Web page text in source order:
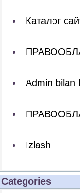
Каталог
Admin bilan
Izlash
Categories